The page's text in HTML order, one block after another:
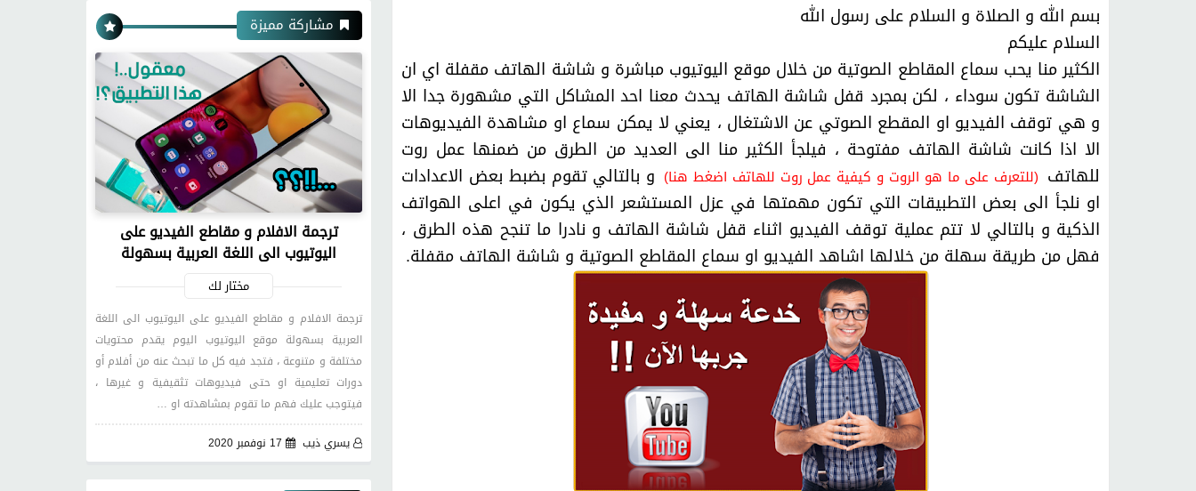
بسم الله و الصلاة و السلام على رسول الله
السلام عليكم
الكثير منا يحب سماع المقاطع الصوتية من خلال موقع اليوتيوب مباشرة و شاشة الهاتف مقفلة اي ان
الشاشة تكون سوداء ، لكن بمجرد قفل شاشة الهاتف يحدث معنا احد المشاكل التي مشهورة جدا الا
و هي توقف الفيديو او المقطع الصوتي عن الاشتغال ، يعني لا يمكن سماع او مشاهدة الفيديوهات
الا اذا كانت شاشة الهاتف مفتوحة ، فيلجأ الكثير منا الى العديد من الطرق من ضمنها عمل روت
للهاتف (للتعرف على ما هو الروت و كيفية عمل روت للهاتف اضغط هنا) و بالتالي تقوم بضبط بعض الاعدادات
او نلجأ الى بعض التطبيقات التي تكون مهمتها في عزل المستشعر الذي يكون في اعلى الهواتف
الذكية و بالتالي لا تتم عملية توقف الفيديو اثناء قفل شاشة الهاتف و نادرا ما تنجح هذه الطرق ،
فهل من طريقة سهلة من خلالها اشاهد الفيديو او سماع المقاطع الصوتية و شاشة الهاتف مقفلة.
مشاركة مميزة
ترجمة الافلام و مقاطع الفيديو على
اليوتيوب الى اللغة العربية بسهولة
مختار لك
ترجمة الافلام و مقاطع الفيديو على اليوتيوب الى اللغة
العربية بسهولة موقع اليوتيوب اليوم يقدم محتويات
مختلفة و متنوعة ، فتجد فيه كل ما تبحث عنه من أفلام أو
دورات تعليمية او حتى فيديوهات تثقيفية و غيرها ،
فيتوجب عليك فهم ما تقوم بمشاهدته او …
يسري ذيب
17 نوفمبر 2020